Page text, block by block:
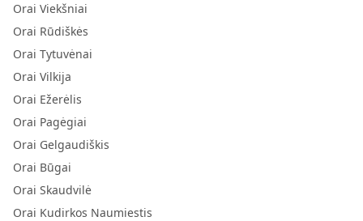
Orai Viekšniai
Orai Rūdiškės
Orai Tytuvėnai
Orai Vilkija
Orai Ežerėlis
Orai Pagėgiai
Orai Gelgaudiškis
Orai Būgai
Orai Skaudvilė
Orai Kudirkos Naumiestis